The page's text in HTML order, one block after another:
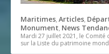
Maritimes,Articles,
Monument, News
Mardi 27 juillet 2021, le
sur la Liste du patrimoine